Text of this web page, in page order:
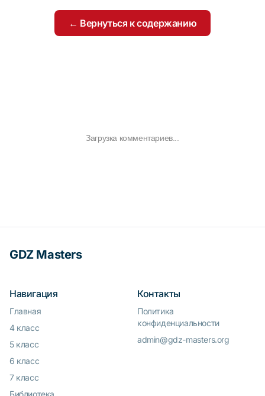
← Вернуться к содержанию
Загрузка комментариев...
GDZ Masters
Навигация
Главная
4 класс
5 класс
6 класс
7 класс
Библиотека
Контакты
Политика
конфиденциальности
admin@gdz-masters.org